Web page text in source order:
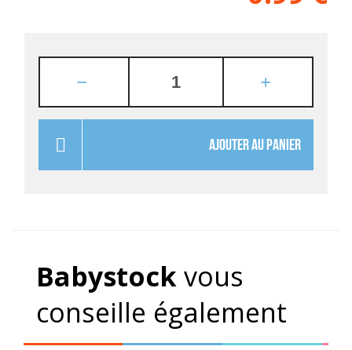
AJOUTER AU PANIER
Babystockvous
conseille également